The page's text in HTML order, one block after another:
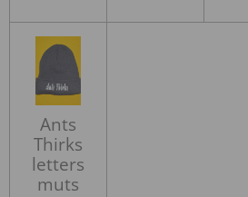
Ants
Thirks
letters
muts